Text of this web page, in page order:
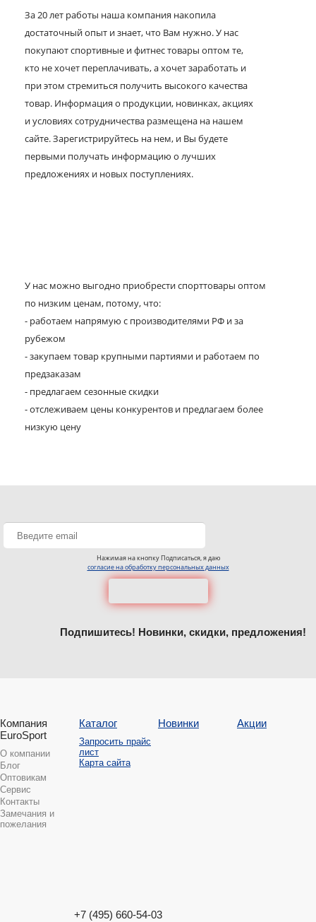
За 20 лет работы наша компания накопила
достаточный опыт и знает, что Вам нужно. У нас
покупают спортивные и фитнес товары оптом те,
кто не хочет переплачивать, а хочет заработать и
при этом стремиться получить высокого качества
товар. Информация о продукции, новинках, акциях
и условиях сотрудничества размещена на нашем
сайте. Зарегистрируйтесь на нем, и Вы будете
первыми получать информацию о лучших
предложениях и новых поступлениях.
У нас можно выгодно приобрести спорттовары оптом
по низким ценам, потому, что:
- работаем напрямую с производителями РФ и за
рубежом
- закупаем товар крупными партиями и работаем по
предзаказам
- предлагаем сезонные скидки
- отслеживаем цены конкурентов и предлагаем более
низкую цену
Нажимая на кнопку Подписаться, я даю
согласие на обработку персональных данных
Подпишитесь! Новинки, скидки, предложения!
Компания
EuroSport
О компании
Блог
Оптовикам
Сервис
Контакты
Замечания и
пожелания
Каталог
Запросить прайс
лист
Карта сайта
Новинки Акции
+7 (495) 660-54-03